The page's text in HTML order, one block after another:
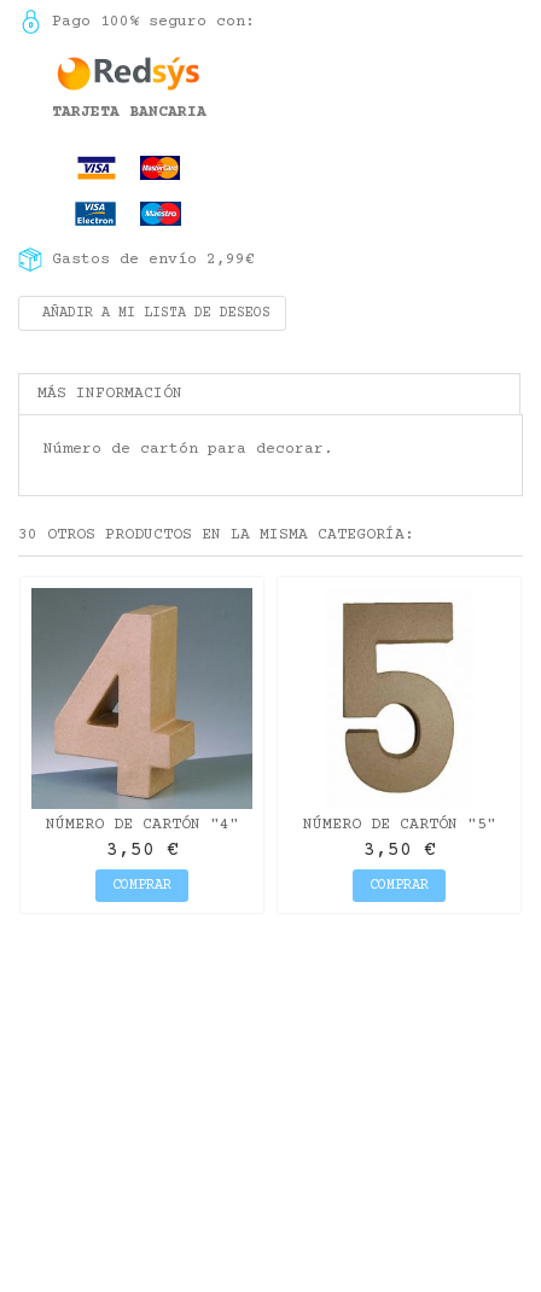
Pago 100% seguro con:
TARJETA BANCARIA
Gastos de envío 2,99€
AÑADIR A MI LISTA DE DESEOS
MÁS INFORMACIÓN
Número de cartón para decorar.
30 OTROS PRODUCTOS EN LA MISMA CATEGORÍA:
NÚMERO DE CARTÓN "4"
20CM
3,50 €
COMPRAR
NÚMERO DE CARTÓN "5"
20CM
3,50 €
COMPRAR